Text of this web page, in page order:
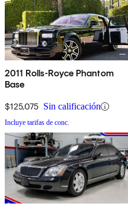
2011 Rolls-Royce Phantom
Base
$125,075 Sin calificación
Incluye tarifas de conc.